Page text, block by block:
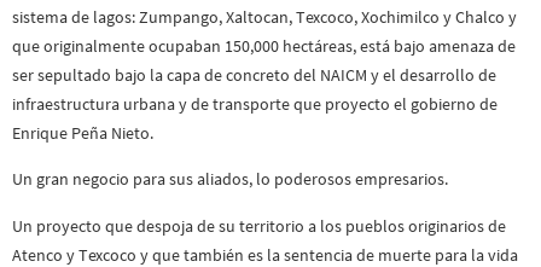
sistema de lagos: Zumpango, Xaltocan, Texcoco, Xochimilco y Chalco y
que originalmente ocupaban 150,000 hectáreas, está bajo amenaza de
ser sepultado bajo la capa de concreto del NAICM y el desarrollo de
infraestructura urbana y de transporte que proyecto el gobierno de
Enrique Peña Nieto.
Un gran negocio para sus aliados, lo poderosos empresarios.
Un proyecto que despoja de su territorio a los pueblos originarios de
Atenco y Texcoco y que también es la sentencia de muerte para la vida